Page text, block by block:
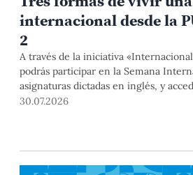
internacional desde la
2
A través de la iniciativa
podrás participar en la Semana
asignaturas dictadas en inglés, y
junto con estudiantes y docentes de
30.07.2026